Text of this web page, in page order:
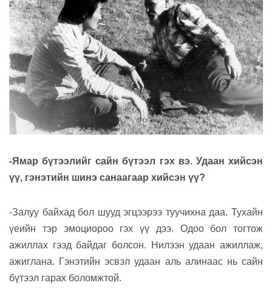
-Ямар бүтээлийг сайн бүтээл гэх вэ. Удаан хийсэн
үү, гэнэтийн шинэ санаагаар хийсэн үү?
-Залуу байхад бол шууд эгцээрээ туучихна даа. Тухайн
үеийн тэр эмоциороо гэх үү дээ. Одоо бол тогтож
ажиллах гээд байдаг болсон. Нилээн удаан ажиллаж,
ажиглана. Гэнэтийн эсвэл удаан аль алинаас нь сайн
бүтээл гарах боломжтой.